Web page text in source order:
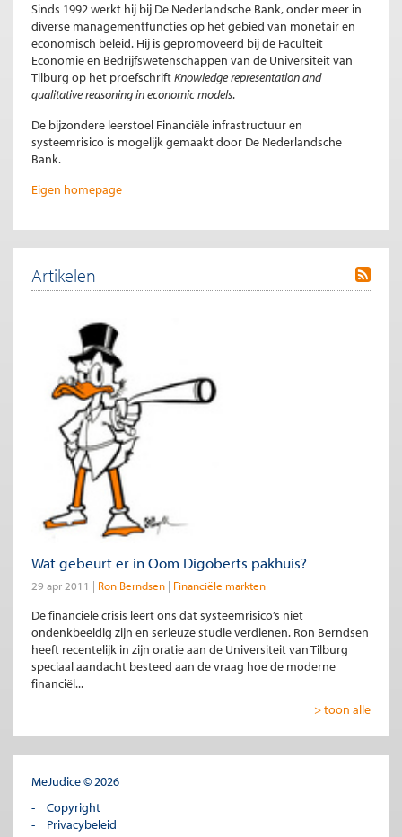
Sinds 1992 werkt hij bij De Nederlandsche Bank, onder meer in
diverse managementfuncties op het gebied van monetair en
economisch beleid. Hij is gepromoveerd bij de Faculteit
Economie en Bedrijfswetenschappen van de Universiteit van
Tilburg op het proefschriftKnowledge representation and
qualitative reasoning in economic models.
De bijzondere leerstoel Financiële infrastructuur en
systeemrisico is mogelijk gemaakt door De Nederlandsche
Bank.
Eigen homepage
Artikelen
Wat gebeurt er in Oom Digoberts pakhuis?
29 apr 2011 Ron Berndsen Financiële markten
De financiële crisis leert ons dat systeemrisico’s niet
ondenkbeeldig zijn en serieuze studie verdienen. Ron Berndsen
heeft recentelijk in zijn oratie aan de Universiteit van Tilburg
speciaal aandacht besteed aan de vraag hoe de moderne
financiël...
> toon alle
MeJudice © 2026
Copyright
Privacybeleid